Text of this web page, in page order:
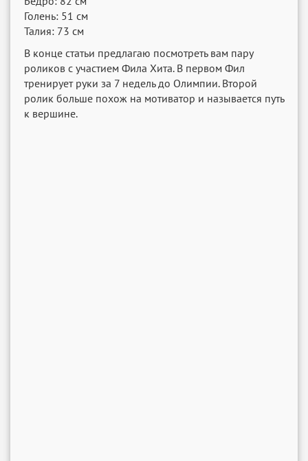
Голень: 51 см
Талия: 73 см
В конце статьи предлагаю посмотреть вам пару
роликов с участием Фила Хита. В первом Фил
тренирует руки за 7 недель до Олимпии. Второй
ролик больше похож на мотиватор и называется путь
к вершине.